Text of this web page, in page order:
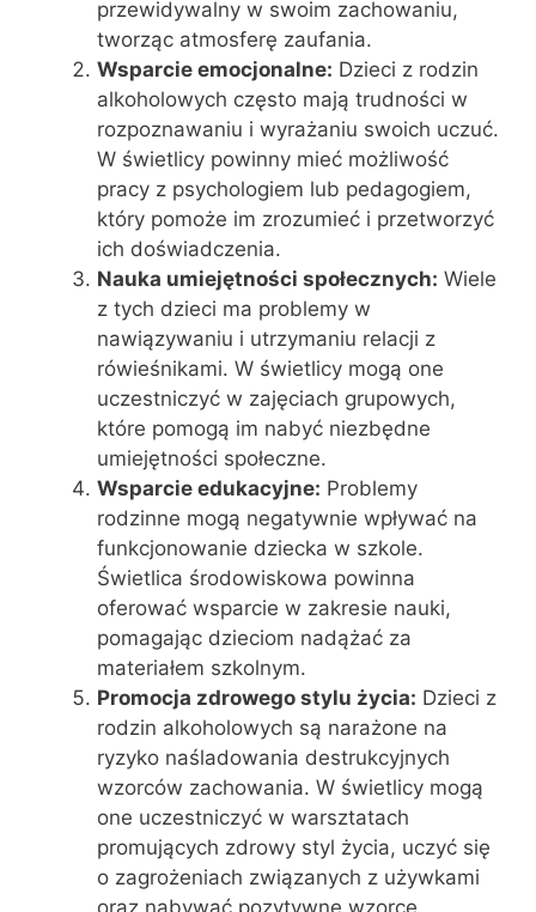
przewidywalny w swoim zachowaniu,
tworząc atmosferę zaufania.
Wsparcie emocjonalne: Dzieci z rodzin
alkoholowych często mają trudności w
rozpoznawaniu i wyrażaniu swoich uczuć.
W świetlicy powinny mieć możliwość
pracy z psychologiem lub pedagogiem,
który pomoże im zrozumieć i przetworzyć
ich doświadczenia.
Nauka umiejętności społecznych: Wiele
z tych dzieci ma problemy w
nawiązywaniu i utrzymaniu relacji z
rówieśnikami. W świetlicy mogą one
uczestniczyć w zajęciach grupowych,
które pomogą im nabyć niezbędne
umiejętności społeczne.
Wsparcie edukacyjne: Problemy
rodzinne mogą negatywnie wpływać na
funkcjonowanie dziecka w szkole.
Świetlica środowiskowa powinna
oferować wsparcie w zakresie nauki,
pomagając dzieciom nadążać za
materiałem szkolnym.
Promocja zdrowego stylu życia: Dzieci z
rodzin alkoholowych są narażone na
ryzyko naśladowania destrukcyjnych
wzorców zachowania. W świetlicy mogą
one uczestniczyć w warsztatach
promujących zdrowy styl życia, uczyć się
o zagrożeniach związanych z używkami
oraz nabywać pozytywne wzorce